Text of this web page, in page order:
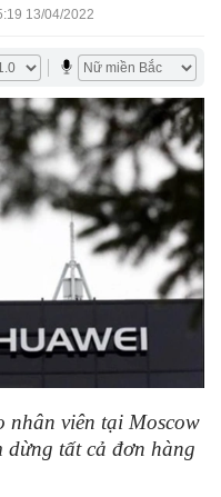
13/04/2022
nhân viên tại Moscow
dừng tất cả đơn hàng